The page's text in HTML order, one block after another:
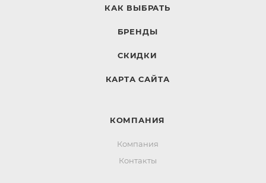
КАК ВЫБРАТЬ
БРЕНДЫ
СКИДКИ
КАРТА САЙТА
КОМПАНИЯ
Компания
Контакты